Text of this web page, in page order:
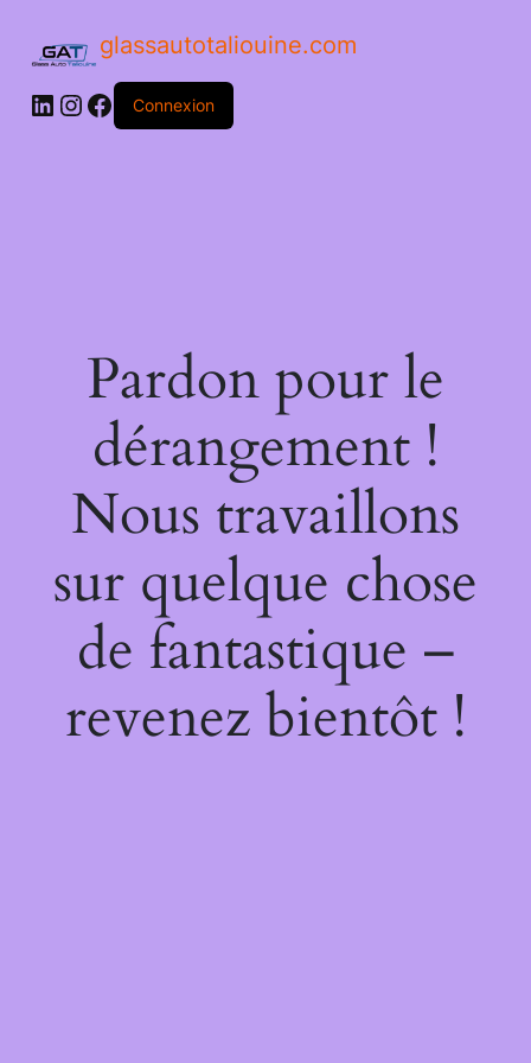
glassautotaliouine.com
Connexion
Pardon pour le
dérangement !
Nous travaillons
sur quelque chose
de fantastique –
revenez bientôt !